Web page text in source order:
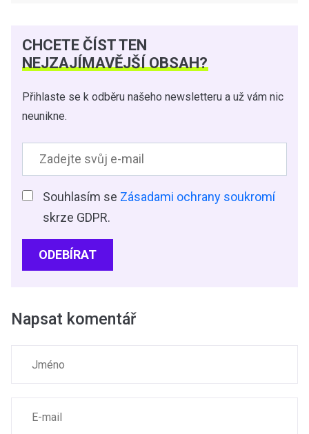
CHCETE ČÍST TEN
NEJZAJÍMAVĚJŠÍ OBSAH?
Přihlaste se k odběru našeho newsletteru a už vám nic
neunikne.
Souhlasím se Zásadami ochrany soukromí
skrze GDPR.
ODEBÍRAT
Napsat komentář